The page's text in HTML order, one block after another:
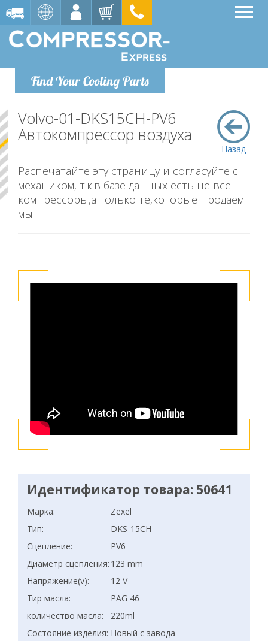
Find Your Cooling Parts
Назад
Volvo-01-DKS15CH-PV6
Автокомпрессор воздуха
Распечатайте эту страницу и согласуйте с
механиком, т.к.в базе данных есть не все
компрессоры,а только те,которые продаём
мы
Идентификатор товара: 50641
Марка:
Zexel
Тип:
DKS-15CH
Сцепление:
PV6
Диаметр сцепления: 123 mm
Напряжение(v):
12 V
Тир масла:
PAG 46
количество масла:
220ml
Состояние изделия: Новый с завода